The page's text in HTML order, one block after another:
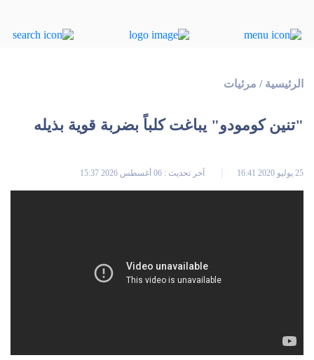
الرئيسية / مرئيات
"تنين كومودو" يباغت كلباً بضربة قوية بذيله
25 يوليو 2020 16:41 آخر تحديث : 06 أغسطس 2026 15:37